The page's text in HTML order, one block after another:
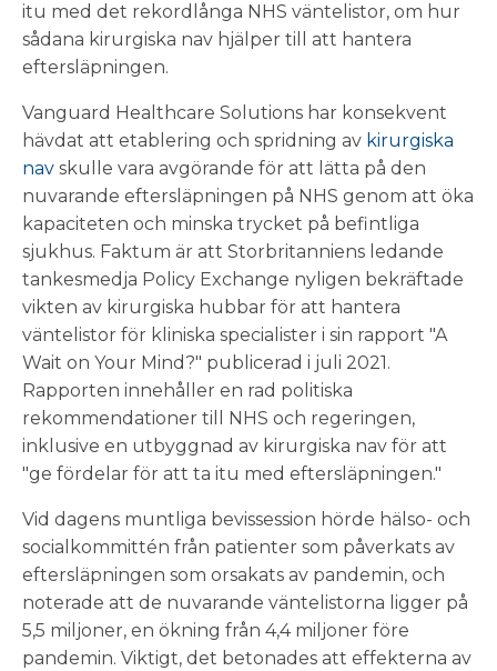
itu med det rekordlånga NHS väntelistor, om hur
sådana kirurgiska nav hjälper till att hantera
eftersläpningen.
Vanguard Healthcare Solutions har konsekvent
hävdat att etablering och spridning av kirurgiska
nav skulle vara avgörande för att lätta på den
nuvarande eftersläpningen på NHS genom att öka
kapaciteten och minska trycket på befintliga
sjukhus. Faktum är att Storbritanniens ledande
tankesmedja Policy Exchange nyligen bekräftade
vikten av kirurgiska hubbar för att hantera
väntelistor för kliniska specialister i sin rapport "A
Wait on Your Mind?" publicerad i juli 2021.
Rapporten innehåller en rad politiska
rekommendationer till NHS och regeringen,
inklusive en utbyggnad av kirurgiska nav för att
"ge fördelar för att ta itu med eftersläpningen."
Vid dagens muntliga bevissession hörde hälso- och
socialkommittén från patienter som påverkats av
eftersläpningen som orsakats av pandemin, och
noterade att de nuvarande väntelistorna ligger på
5,5 miljoner, en ökning från 4,4 miljoner före
pandemin. Viktigt, det betonades att effekterna av